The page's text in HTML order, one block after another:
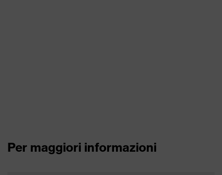
Per maggiori informazioni